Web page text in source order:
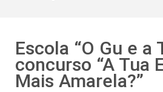
Escola “O Gu e a
concurso “A Tua
Mais Amarela?”